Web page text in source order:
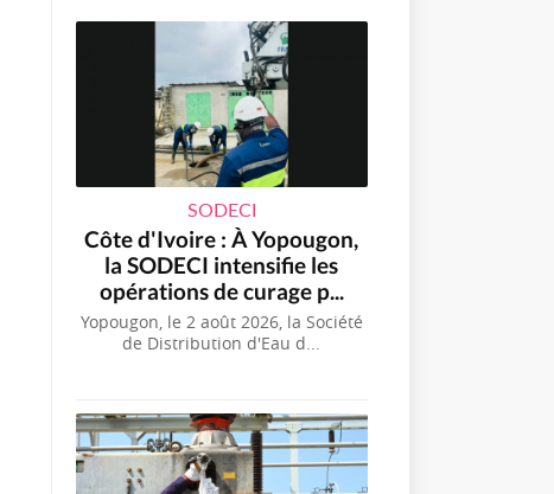
SODECI
Côte d'Ivoire : À Yopougon,
la SODECI intensifie les
opérations de curage p...
Yopougon, le 2 août 2026, la Société
de Distribution d'Eau d...